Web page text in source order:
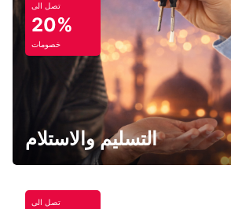
تصل الى
20%
خصومات
التسليم والاستلام
تصل الى